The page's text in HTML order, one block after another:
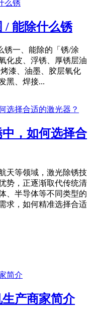
/ 能除什么锈
锈一、能除的「锈/涂
化皮、浮锈、厚锈层油
漆、油墨、胶层氧化
黑、焊接...
，如何选择合
天等领域，激光除锈技
势，正逐渐取代传统清
、半导体等不同类型的
求，如何精准选择合适
产商家简介